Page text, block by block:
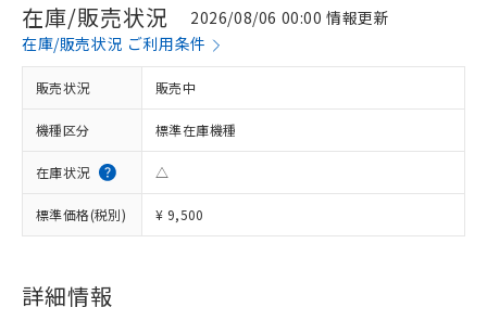
在庫/販売状況
2026/08/06 00:00 情報更新
在庫/販売状況 ご利用条件
販売状況 販売中
機種区分 標準在庫機種
在庫状況 △
標準価格(税別) ¥ 9,500
詳細情報